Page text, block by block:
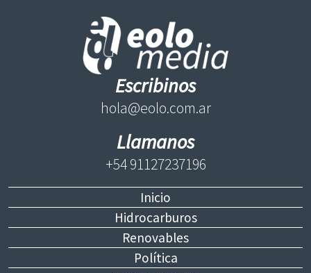
Escribinos
hola@eolo.com.ar
Llamanos
+54 91127237196
Inicio
Hidrocarburos
Renovables
Política